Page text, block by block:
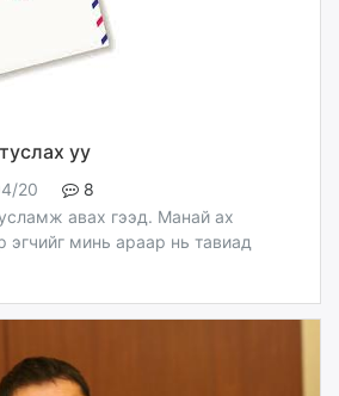
уу
20
8
авах гээд. Манай ах
эгчийг минь араар нь тавиад